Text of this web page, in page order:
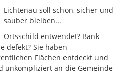
Lichtenau soll schön, sicher und
sauber bleiben...
Ortsschild entwendet? Bank
defekt? Sie haben
Flächen entdeckt und
unkompliziert an die Gemeinde